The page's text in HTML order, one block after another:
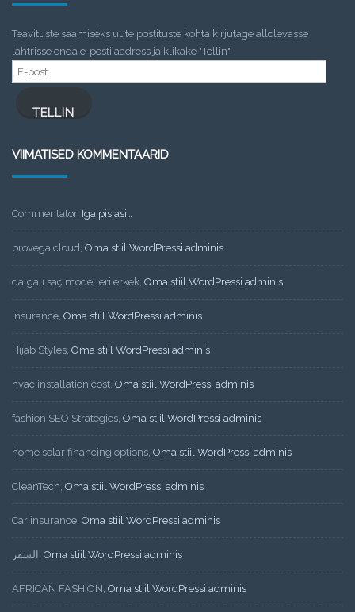
Teavituste saamiseks uute postituste kohta kirjutage allolevasse
lahtrisse enda e-posti aadress ja klikake "Tellin"
E-
post
TELLIN
VIIMATISED KOMMENTAARID
Commentator, Iga pisiasi…
provega cloud Oma stiil WordPressi adminis
dalgalı saç modelleri erkek Oma stiil WordPressi adminis
Insurance Oma stiil WordPressi adminis
Hijab Styles Oma stiil WordPressi adminis
hvac installation cost Oma stiil WordPressi adminis
fashion SEO Strategies Oma stiil WordPressi adminis
home solar financing options Oma stiil WordPressi adminis
CleanTech Oma stiil WordPressi adminis
Car insurance Oma stiil WordPressi adminis
السفر Oma stiil WordPressi adminis
AFRICAN FASHION Oma stiil WordPressi adminis